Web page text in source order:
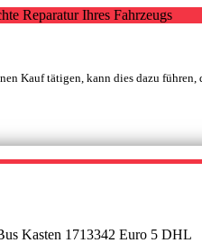
Reparatur Ihres Fahrzeugs
Kauf tätigen, kann dies dazu
Kasten 1713342 Euro 5 DHL